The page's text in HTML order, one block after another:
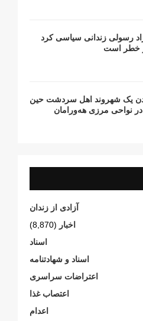
رسولی زندانی سیاسی کرد
خطر است
یک شهروند اهل سردشت حین
نواحی مرزی هەورامان
آزادی از زندان
اخبار (8,870)
اسناد
اسناد و شهادتنامە
اعتراضات سراسری
اعتصاب غذا
اعدام